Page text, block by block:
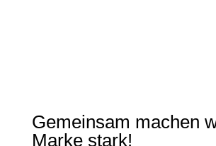
Gemeinsam machen
Marke stark!